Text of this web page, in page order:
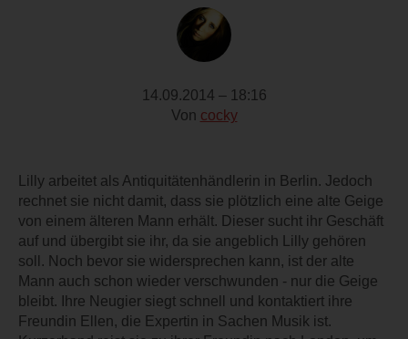
14.09.2014 – 18:16
Von cocky
Lilly arbeitet als Antiquitätenhändlerin in Berlin. Jedoch
rechnet sie nicht damit, dass sie plötzlich eine alte Geige
von einem älteren Mann erhält. Dieser sucht ihr Geschäft
auf und übergibt sie ihr, da sie angeblich Lilly gehören
soll. Noch bevor sie widersprechen kann, ist der alte
Mann auch schon wieder verschwunden - nur die Geige
bleibt. Ihre Neugier siegt schnell und kontaktiert ihre
Freundin Ellen, die Expertin in Sachen Musik ist.